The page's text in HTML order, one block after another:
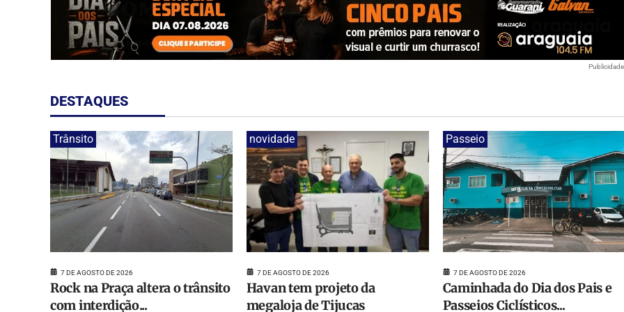
Publicidade
DESTAQUES
Trânsito
7 DE AGOSTO DE 2026
Rock na Praça altera o trânsito
com interdição...
novidade
7 DE AGOSTO DE 2026
Havan tem projeto da
megaloja de Tijucas
Passeio
7 DE AGOSTO DE 2026
Caminhada do Dia dos Pais e
Passeios Ciclísticos...